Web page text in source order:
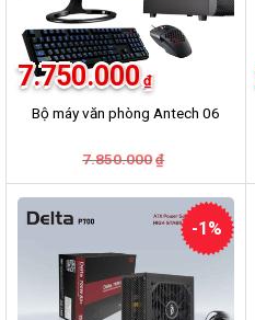
Bộ máy văn phòng Antech 06
7.850.000 ₫
là:
7.850.000₫.
7.750.000 ₫
tại
là:
7.750.000₫.
-1%